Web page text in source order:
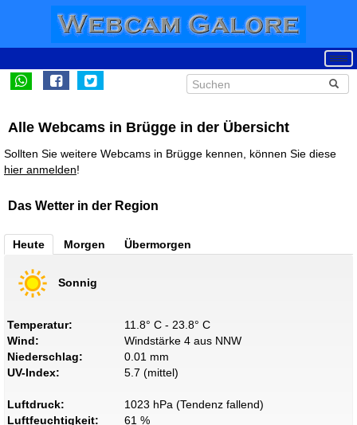
Alle Webcams in Brügge in der Übersicht
Sollten Sie weitere Webcams in Brügge kennen, können Sie diese
hier anmelden!
Das Wetter in der Region
Heute Morgen Übermorgen
Sonnig
Temperatur:
11.8° C - 23.8° C
Wind:
Windstärke 4 aus NNW
Niederschlag:
0.01 mm
UV-Index:
5.7 (mittel)
Luftdruck:
1023 hPa (Tendenz fallend)
Luftfeuchtigkeit:
61 %